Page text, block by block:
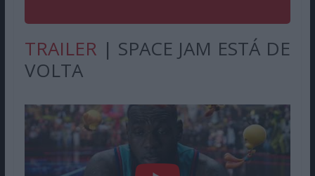
TRAILER | SPACE JAM ESTÁ DE
VOLTA